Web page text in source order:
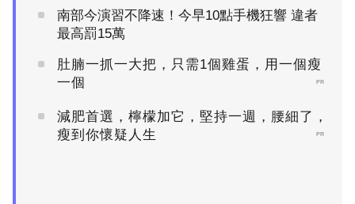
南部今演習不降速！今早10點手機狂響 違者
最高罰15萬
肚腩一抓一大把，只需1個雞蛋，用一個瘦
一個
PR
減肥首選，檸檬加它，堅持一週，腰細了，
瘦到你懷疑人生
PR